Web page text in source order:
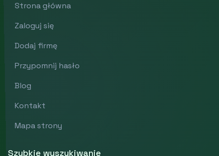
Strona główna
Zaloguj się
Dodaj firmę
Przypomnij hasło
Blog
Kontakt
Mapa strony
Szybkie wyszukiwanie